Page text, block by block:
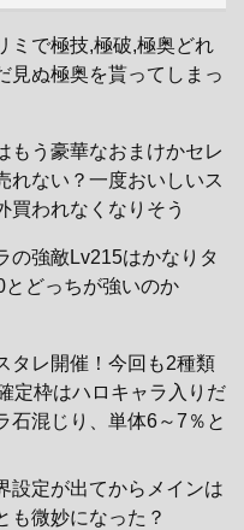
ミで極技,極破,極奥どれ
ぬ極奥を貰ってしまっ
もう豪華なおまけかセレ
れない？一度おいしいス
買われなくなりそう
の強敵Lv215はかなりタ
どっちが強いのか
タレ開催！今回も2種類
定枠はハロキャラ入りだ
石混じり、単体6～7％と
設定が出てからメインは
も微妙になった？